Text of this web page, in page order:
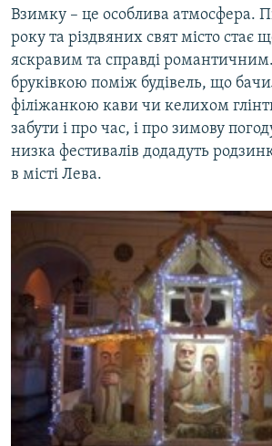
Взимку – це особлива атмосфера.
року та різдвяних свят місто стає
яскравим та справді
бруківкою поміж будівель, що
філіжанкою кави чи келихом
забути і про час, і про зимову
низка фестивалів додадуть
в місті Лева.